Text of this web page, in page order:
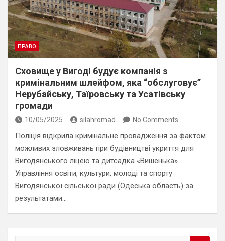
ПРАВО
Сховище у Вигоді будує компанія з
кримінальним шлейфом, яка “обслуговує”
Нерубайську, Таїровську та Усатівську
громади
10/05/2025 silahromad No Comments
Поліція відкрила кримінальне провадження за фактом
можливих зловживань при будівництві укриття для
Вигодянського ліцею та дитсадка «Вишенька».
Управління освіти, культури, молоді та спорту
Вигодянської сільської ради (Одеська область) за
результатами…